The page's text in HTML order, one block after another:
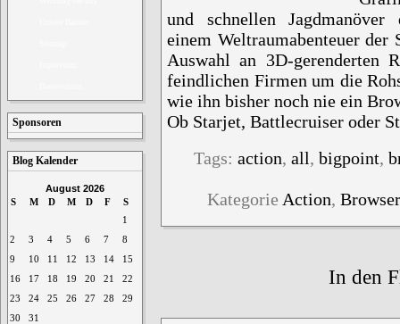
Sponsoren
Blog Kalender
August 2026
S M D M D F S
1
2
3 4 5 6 7
8
9
10 11 12 13 14
15
16
17 18 19 20 21
22
23
24 25 26 27 28
29
30
31
und schnellen Jagdmanöver
einem Weltraumabenteuer
Auswahl an 3D-gerenderten
feindlichen Firmen um die
wie ihn bisher noch nie ein
Ob Starjet, Battlecruiser oder
Tags: action, all, bigpoint,
Kategorie Action,
In den